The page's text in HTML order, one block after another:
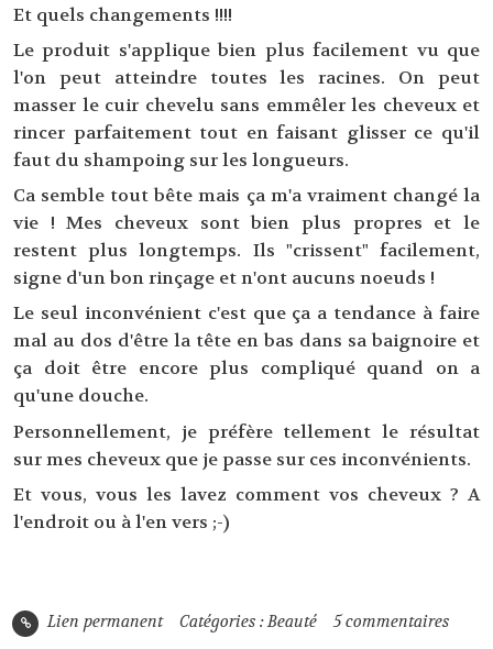
Et quels changements !!!!
Le produit s'applique bien plus facilement vu que
l'on peut atteindre toutes les racines. On peut
masser le cuir chevelu sans emmêler les cheveux et
rincer parfaitement tout en faisant glisser ce qu'il
faut du shampoing sur les longueurs.
Ca semble tout bête mais ça m'a vraiment changé la
vie ! Mes cheveux sont bien plus propres et le
restent plus longtemps. Ils "crissent" facilement,
signe d'un bon rinçage et n'ont aucuns noeuds !
Le seul inconvénient c'est que ça a tendance à faire
mal au dos d'être la tête en bas dans sa baignoire et
ça doit être encore plus compliqué quand on a
qu'une douche.
Personnellement, je préfère tellement le résultat
sur mes cheveux que je passe sur ces inconvénients.
Et vous, vous les lavez comment vos cheveux ? A
l'endroit ou à l'en vers ;-)
Lien permanent Catégories :Beauté 5 commentaires